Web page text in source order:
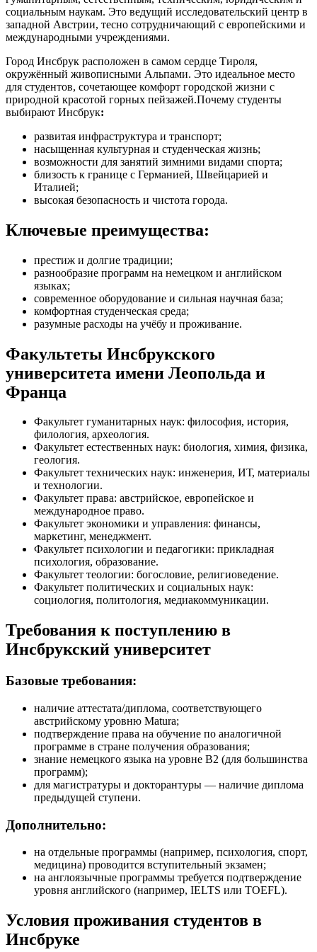
социальным наукам. Это ведущий исследовательский центр в
западной Австрии, тесно сотрудничающий с европейскими и
международными учреждениями.
Город Инсбрук расположен в самом сердце Тироля,
окружённый живописными Альпами. Это идеальное место
для студентов, сочетающее комфорт городской жизни с
природной красотой горных пейзажей.Почему студенты
выбирают Инсбрук:
развитая инфраструктура и транспорт;
насыщенная культурная и студенческая жизнь;
возможности для занятий зимними видами спорта;
близость к границе с Германией, Швейцарией и
Италией;
высокая безопасность и чистота города.
Ключевые преимущества:
престиж и долгие традиции;
разнообразие программ на немецком и английском
языках;
современное оборудование и сильная научная база;
комфортная студенческая среда;
разумные расходы на учёбу и проживание.
Факультеты Инсбрукского
университета имени Леопольда и
Франца
Факультет гуманитарных наук: философия, история,
филология, археология.
Факультет естественных наук: биология, химия, физика,
геология.
Факультет технических наук: инженерия, ИТ, материалы
и технологии.
Факультет права: австрийское, европейское и
международное право.
Факультет экономики и управления: финансы,
маркетинг, менеджмент.
Факультет психологии и педагогики: прикладная
психология, образование.
Факультет теологии: богословие, религиоведение.
Факультет политических и социальных наук:
социология, политология, медиакоммуникации.
Требования к поступлению в
Инсбрукский университет
Базовые требования:
наличие аттестата/диплома, соответствующего
австрийскому уровню Matura;
подтверждение права на обучение по аналогичной
программе в стране получения образования;
знание немецкого языка на уровне B2 (для большинства
программ);
для магистратуры и докторантуры — наличие диплома
предыдущей ступени.
Дополнительно:
на отдельные программы (например, психология, спорт,
медицина) проводится вступительный экзамен;
на англоязычные программы требуется подтверждение
уровня английского (например, IELTS или TOEFL).
Условия проживания студентов в
Инсбруке